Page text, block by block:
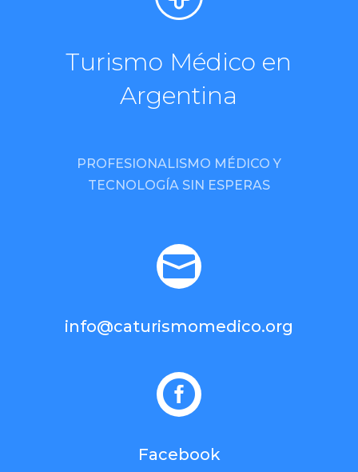
Turismo Médico en
Argentina
PROFESIONALISMO MÉDICO Y
TECNOLOGÍA SIN ESPERAS

info@caturismomedico.org

Facebook